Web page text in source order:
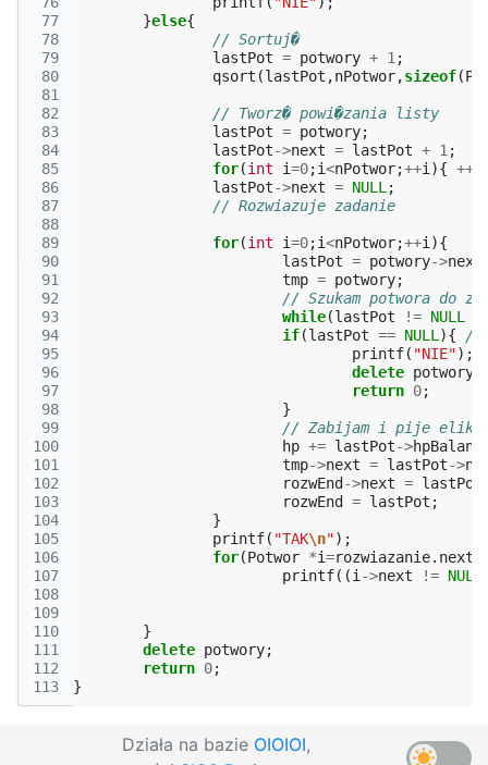
77
78
79
80
81
82
83
84
85
86
87
88
89
90
91
92
93
94
95
96
97
98
99
100
101
102
103
104
105
106
107
108
109
110
111
112
113
}else{
// Sortuj�
lastPot = potwory + 1 ;
qsort (lastPot ,nPotwor,sizeof(
// Tworz� powi�zania listy
lastPot = potwory;
lastPot->next = lastPot + 1 ;
for(int i=0;i<nPotwor;++i ){ ++
lastPot->next = NULL ;
// Rozwiazuje zadanie
for(int i=0;i<nPotwor;++i ){
lastPot = potwory->next
tmp = potwory;
// Szukam potwora do
while(lastPot != NULL
if(lastPot == NULL ){
//
printf( "NIE");
delete potwory
return 0;
}
// Zabijam i pije
hp += lastPot->
tmp->next = lastPot->
rozwEnd ->next = lastPot
rozwEnd
= lastPot ;
}
printf( "TAK\n");
for(Potwor *i=rozwiazanie. next
printf((i ->next != NULL
}
delete potwory;
return 0;
}
Działa na bazie OIOIOI,